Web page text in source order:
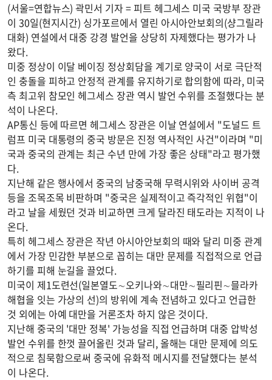
(서울=연합뉴스) 곽민서 기자 = 피트 헤그세스 미국 국방부 장관
이 30일(현지시간) 싱가포르에서 열린 아시아안보회의(샹그릴라
대화) 연설에서 대중 강경 발언을 상당히 자제했다는 평가가 나
왔다.
미중 정상이 이달 베이징 정상회담을 계기로 양국이 서로 극단적
인 충돌을 피하고 안정적 관계를 유지하기로 합의함에 따라, 미국
측 최고위 참모인 헤그세스 장관 역시 발언 수위를 조절했다는 분
석이 나온다.
AP통신 등에 따르면 헤그세스 장관은 이날 연설에서 "도널드 트
럼프 미국 대통령의 중국 방문은 진정 역사적인 사건"이라며 "미
국과 중국의 관계는 최근 수년 만에 가장 좋은 상태"라고 평가했
다.
지난해 같은 행사에서 중국의 남중국해 무력시위와 사이버 공격
등을 조목조목 비판하며 "중국은 실제적이고 즉각적인 위협"이
라고 날을 세웠던 것과 비교하면 크게 달라진 태도라는 지적이 나
온다.
특히 헤그세스 장관은 작년 아시아안보회의 때와 달리 미중 관계
에서 가장 민감한 부분으로 꼽히는 대만 문제를 직접적으로 언급
하기를 피해 눈길을 끌었다.
미국이 제1도련선(일본열도∼오키나와∼대만∼필리핀∼믈라카
해협을 잇는 가상의 선)의 방위에 계속 전념하고 있다고 언급한
것 외에는 아예 대만을 거론조차 하지 않은 것이다.
지난해 중국의 '대만 정복' 가능성을 직접 언급하며 대중 압박성
발언 수위를 한껏 끌어올린 것과 달리, 올해는 대만 문제에 의도
적으로 침묵함으로써 중국에 유화적 메시지를 전달했다는 분석
이 나온다.